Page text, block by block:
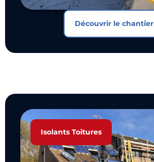
Découvrir le chantier
Isolants Toitures